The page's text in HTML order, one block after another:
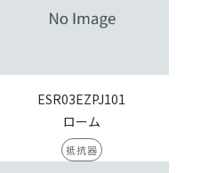
ESR03EZPJ101
ローム
抵抗器